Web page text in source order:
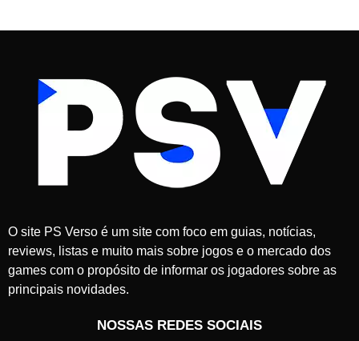
O site PS Verso é um site com foco em guias, notícias,
reviews, listas e muito mais sobre jogos e o mercado dos
games com o propósito de informar os jogadores sobre as
principais novidades.
NOSSAS REDES SOCIAIS